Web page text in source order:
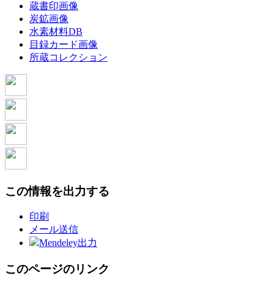
蔵書印画像
炭鉱画像
水素材料DB
目録カード画像
所蔵コレクション
この情報を出力する
印刷
メール送信
Mendeley出力
このページのリンク